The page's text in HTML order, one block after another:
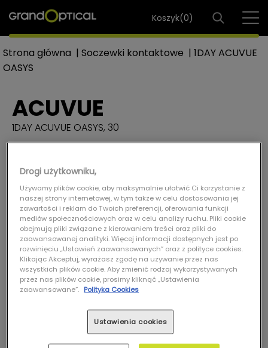
Koszyk(0)
Strona główna | Soczewki kontaktowe | 1DAY ACUVUE
OASYS
ACUVUE
1DAY ACUVUE OASYS, 30
Drogi użytkowniku,
Używamy plików cookie, aby maksymalnie ułatwić Ci korzystanie z
naszej strony internetowej, w tym także w celu dostosowania jej
zawartości i reklam do Twoich preferencji, oferowania funkcji
mediów społecznościowych oraz w celu analizy ruchu. Pliki cookie
obejmują pliki związane z kierowaniem treści oraz pliki do
zaawansowanej analityki. Więcej informacji dostępnych jest po
rozwinięciu „Ustawień zaawansowanych” oraz z polityce cookies.
Klikając Akceptuj, wyrażasz zgodę na używanie przez nas
wszystkich plików cookie. Aby zmienić rodzaj wykorzystywanych
przez nas plików cookie, prosimy kliknąć „Ustawienia
zaawansowane”. Polityka Cookies
Ustawienia cookies